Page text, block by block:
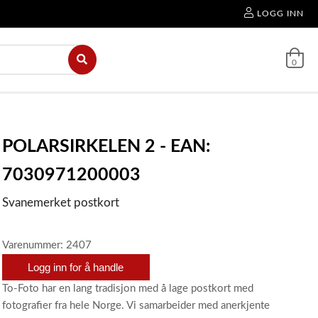
LOGG INN
0
POLARSIRKELEN 2 - EAN:
7030971200003
Svanemerket postkort
Varenummer: 2407
Logg inn for å handle
To-Foto har en lang tradisjon med å lage postkort med
fotografier fra hele Norge. Vi samarbeider med anerkjente